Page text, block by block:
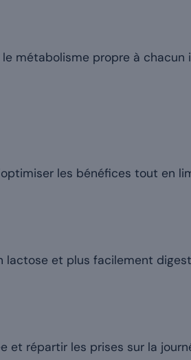
métabolisme propre à chacun
les bénéfices tout en
lactose et plus facilement
et répartir les prises sur la